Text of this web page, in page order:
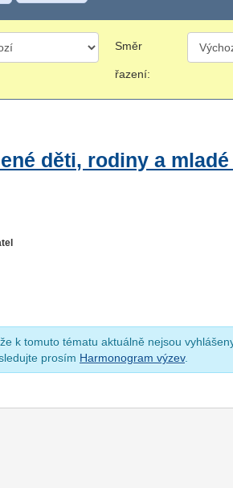
Směr
řazení:
děti, rodiny a mladé
k tomuto tématu aktuálně nejsou
prosím Harmonogram výzev.